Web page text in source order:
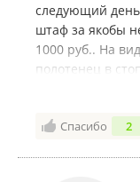
следующий
штаф за якобы
1000 руб.. На
полотенец в
Понятно, что
денег.
разбогатеете
Спасибо 2